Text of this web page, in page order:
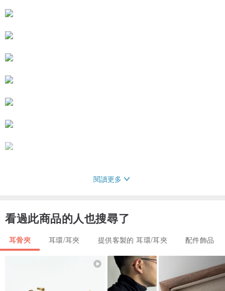
有無穿耳洞皆可佩戴.
無痛耳夾，可調整鬆緊度.
925純銀低敏材質
閱讀更多
看過此商品的人也搜尋了
耳骨夾 耳環/耳夾 提供客製的 耳環/耳夾 配件飾品